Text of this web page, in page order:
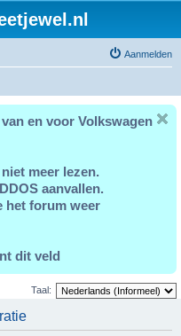
Aanmelden
en voor Volkswagen
meer lezen.
aanvallen.
het forum weer
dit veld
Taal: